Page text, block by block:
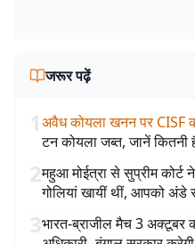
जरूर पढ़ें
1अवैध कोयला खनन पर CISF
टन कोयला जब्त, जानें कितनी
2महुआ मोईत्रा से सुप्रीम कोर्ट
गोलियां खायीं थीं, आपको अंडे
3भारत-ब्राजील मैच 3 अक्टूबर